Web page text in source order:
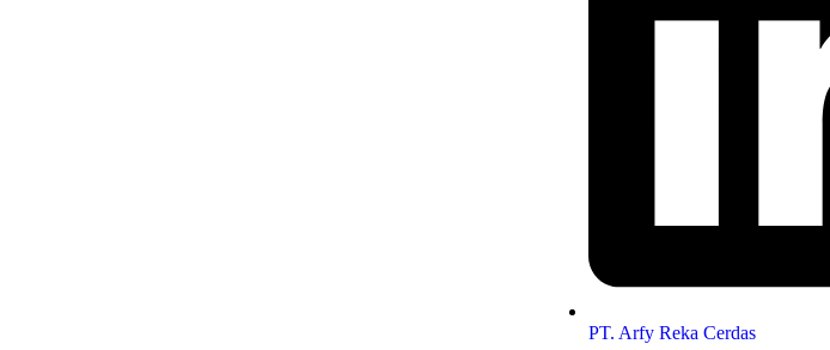
PT. Arfy Reka Cerdas